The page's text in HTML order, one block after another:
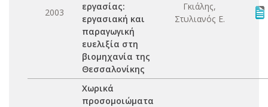
2003
εργασίας:
εργασιακή και
παραγωγική
ευελιξία στη
βιομηχανία της
Θεσσαλονίκης
Γκιάλης,
Στυλιανός Ε.
Χωρικά
προσομοιώματα